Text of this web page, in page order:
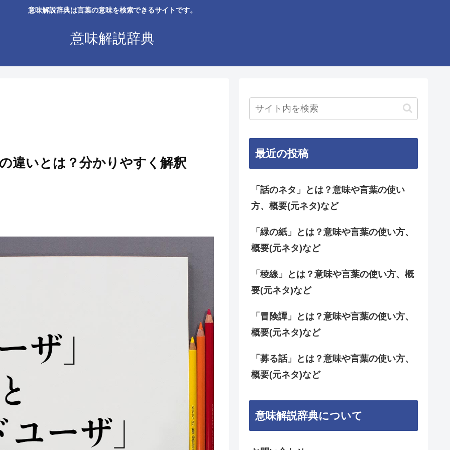
意味解説辞典は言葉の意味を検索できるサイトです。
意味解説辞典
違いとは？分かりやすく解釈
最近の投稿
「話のネタ」とは？意味や言葉の使い
方、概要(元ネタ)など
「緑の紙」とは？意味や言葉の使い方、
概要(元ネタ)など
「稜線」とは？意味や言葉の使い方、概
要(元ネタ)など
「冒険譚」とは？意味や言葉の使い方、
概要(元ネタ)など
「募る話」とは？意味や言葉の使い方、
概要(元ネタ)など
意味解説辞典について